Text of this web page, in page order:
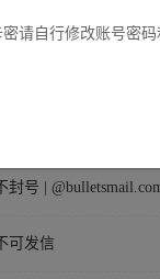
号 |
可发信
请自行修改账号密